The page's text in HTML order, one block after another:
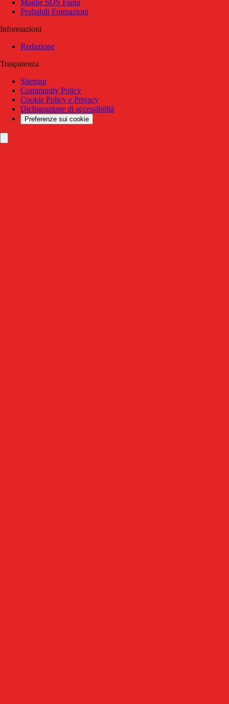
Maglie SOS Fanta
Probabili Formazioni
Informazioni
Redazione
Trasparenza
Sitemap
Community Policy
Cookie Policy e Privacy
Dichiarazione di accessibilità
Preferenze sui cookie